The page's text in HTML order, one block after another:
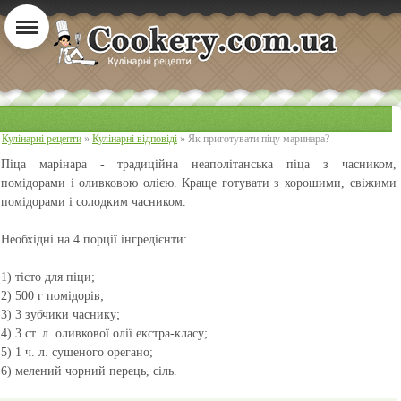
Кулінарні рецепти » Кулінарні відповіді » Як приготувати піцу маринара?
Піца марінара- традиційна неаполітанська піца з часником,
помідорами і оливковою олією. Краще готувати з хорошими, свіжими
помідорами і солодким часником.
Необхідні на 4 порції інгредієнти:
1) тісто для піци;
2) 500 г помідорів;
3) 3 зубчики часнику;
4) 3 ст. л. оливкової олії екстра-класу;
5) 1 ч. л. сушеного орегано;
6) мелений чорний перець, сіль.